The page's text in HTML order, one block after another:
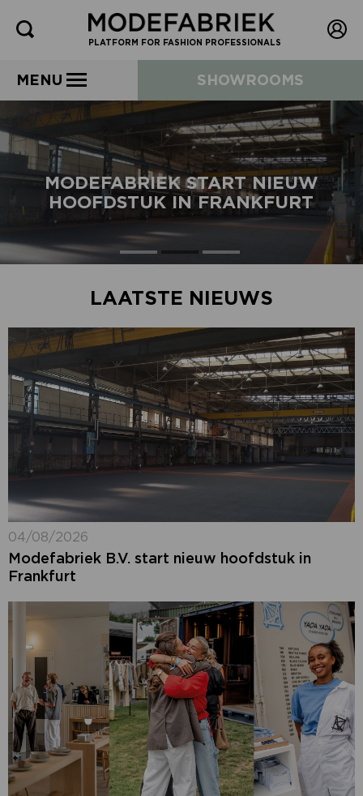
PLATFORM FOR FASHION PROFESSIONALS
MENU SHOWROOMS
MODEFABRIEK START NIEUW
HOOFDSTUK IN FRANKFURT
LAATSTE NIEUWS
04/08/2026
Modefabriek B.V. start nieuw hoofdstuk in
Frankfurt